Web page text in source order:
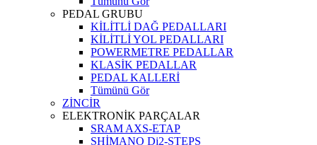
PEDAL GRUBU
KİLİTLİ DAĞ PEDALLARI
KİLİTLİ YOL PEDALLARI
POWERMETRE PEDALLAR
KLASİK PEDALLAR
PEDAL KALLERİ
Tümünü Gör
ZİNCİR
ELEKTRONİK PARÇALAR
SRAM AXS-ETAP
SHİMANO Di2-STEPS